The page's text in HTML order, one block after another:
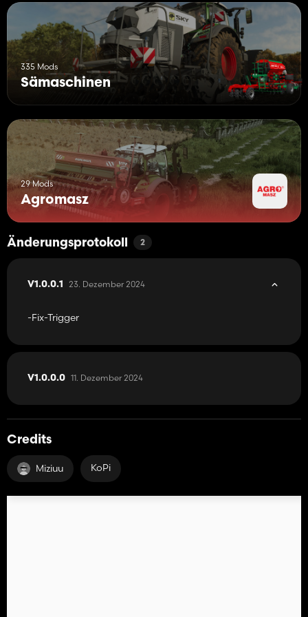
335 Mods
Sämaschinen
29 Mods
Agromasz
Änderungsprotokoll 2
V1.0.0.1 23. Dezember 2024
-Fix-Trigger
V1.0.0.0 11. Dezember 2024
Credits
Miziuu KoPi